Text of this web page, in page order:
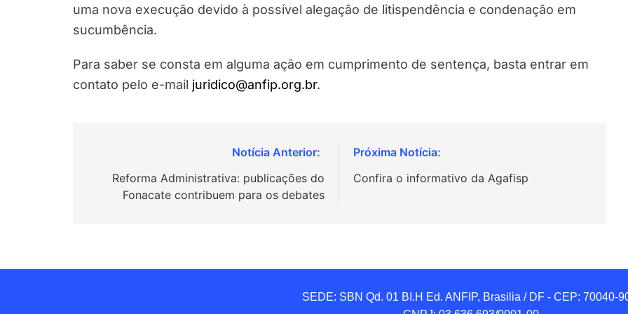
uma nova execução devido à possível alegação de litispendência e condenação em
sucumbência.
Para saber se consta em alguma ação em cumprimento de sentença, basta entrar em
contato pelo e-mail juridico@anfip.org.br.
Reforma Administrativa: publicações do
Fonacate contribuem para os debates
Confira o informativo da Agafisp
SEDE: SBN Qd. 01 BI.H Ed. ANFIP, Brasilia / DF - CEP: 70040-